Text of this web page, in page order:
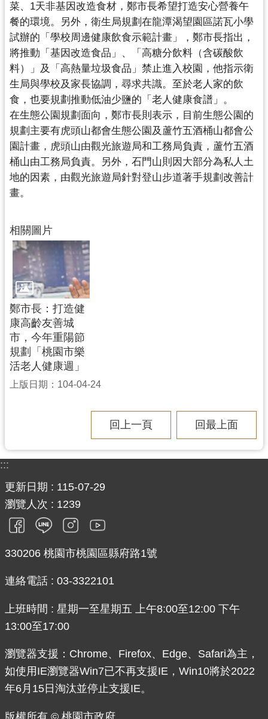
菜、1天非基因改造食材， 鄭市長希望打造安心營養午
餐的環境。另外， 衛生局規劃在龍潭渴望園區諾瓦小學
試辦的「 學校周邊健康飲食示範計畫」，鄭市長指出，
將推動「 基因改造食品」、「高糖分飲料（含碳酸飲
料）」及「 高熱量垃圾食品」禁止進入校園，他指示衛
生局與學校及家長協調， 尋求共識。至於老人家的飲
食，也要規劃推動低油少鹽的「 老人健康食譜」。
在生態公園規劃面向，鄭市長則表示， 目前生態公園的
規劃主要有虎頭山都會生態公園及蘆竹五酒桶山都會公
園計畫，虎頭山由觀光旅遊局和工務局負責， 蘆竹五酒
桶山由工務局負責。另外， 石門山則因大部分為私人土
地的因素， 由觀光旅遊局針對登山步道著手規劃改善計
畫。
相關圖片
鄭市長：打造健
康高齡友善城
市，今年重陽節
規劃「桃園市樂
活老人健康週」
上版日期：104-04-24
回上一頁 回最上面
:::
更新日期
115-07-29
瀏覽人次
1239
330206 桃園市桃園區縣府路1號
連絡電話 : 03-3322101
上班時間 : 星期一至星期五 上午8:00至12:00 下午
13:00至17:00
瀏覽器支援：Chrome、Firefox、Edge、Safari為主，
如使用IE瀏覽器Win7已不再支援IE，Win10將於2022
年6月15日淘汰並停止支援IE。